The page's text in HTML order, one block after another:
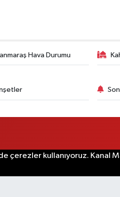
Hava Durumu
kullanıyoruz. Kanal